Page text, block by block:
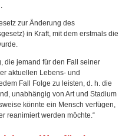
zur Änderung des
in Kraft, mit dem erstmals die
die jemand für den Fall seiner
aktuellen Lebens- und
Fall Folge zu leisten, d. h. die
unabhängig von Art und Stadium
könnte ein Mensch verfügen,
reanimiert werden möchte.“